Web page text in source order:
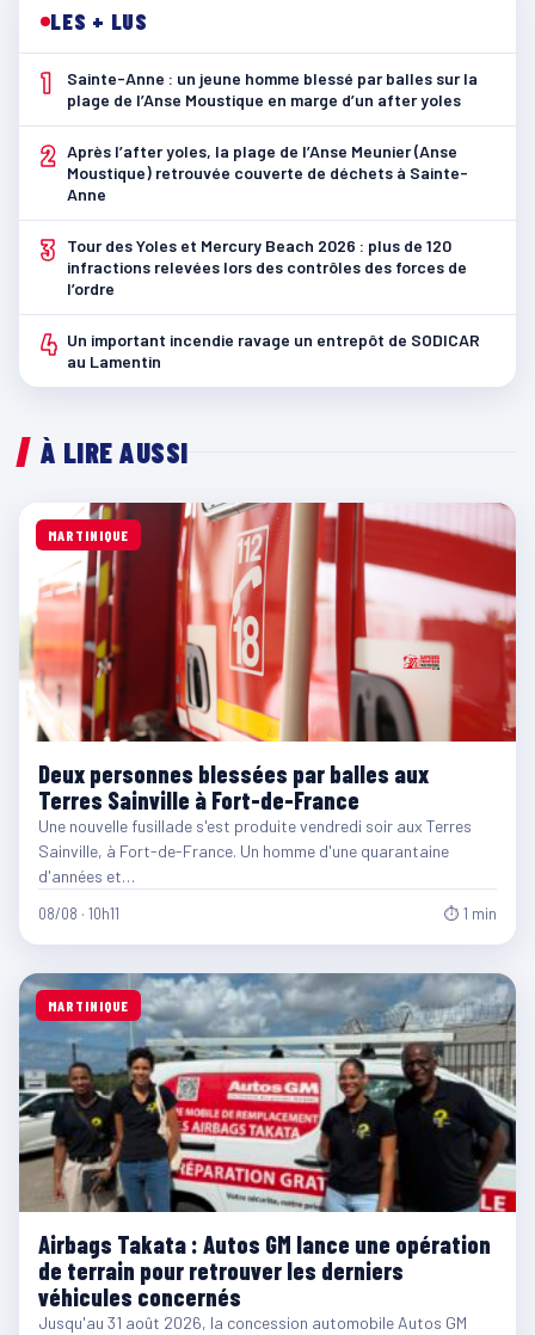
LES + LUS
1
Sainte-Anne : un jeune homme blessé par balles sur la
plage de l’Anse Moustique en marge d’un after yoles
2 Après l’after yoles, la plage de l’Anse Meunier (Anse
Moustique) retrouvée couverte de déchets à Sainte-
Anne
3
Tour des Yoles et Mercury Beach 2026 : plus de 120
infractions relevées lors des contrôles des forces de
l’ordre
4 Un important incendie ravage un entrepôt de SODICAR
au Lamentin
À LIRE AUSSI
MARTINIQUE
Deux personnes blessées par balles aux
Terres Sainville à Fort-de-France
Une nouvelle fusillade s'est produite vendredi soir aux Terres
Sainville, à Fort-de-France. Un homme d'une quarantaine
d'années et…
08/08 · 10h11 ⏱ 1 min
MARTINIQUE
Airbags Takata : Autos GM lance une opération
de terrain pour retrouver les derniers
véhicules concernés
Jusqu'au 31 août 2026, la concession automobile Autos GM